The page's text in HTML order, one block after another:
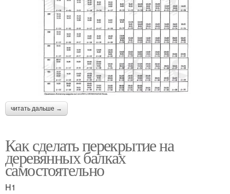
читать дальше →
Как сделать перекрытие на
деревянных балках
самостоятельно
H1